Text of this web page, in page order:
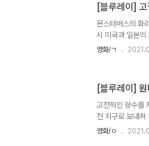
이 작품을 통해
다) 평단의 반응
나..
[블루레이]
몬스터버스의 화
시 미국과 일본의
리즈 사상 최고의
명 vs. 네이밍을
프렌차이즈로 발
영화/ㄱ
[블루레이]
고전적인 향수를
전 지구로 보내져
중 아이덴티티를
영화/ㅇ